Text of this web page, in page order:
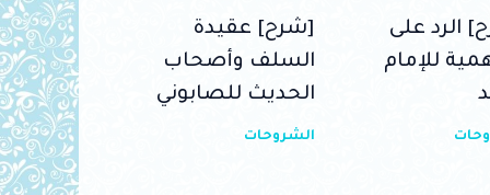
الرد على
للإمام
[شرح] عقيدة
السلف وأصحاب
الحديث للصابوني
الشروحات